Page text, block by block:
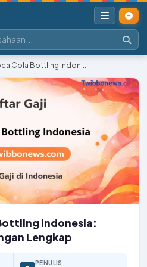
Cola Bottling Indon...
Indonesia:
Lengkap
PENULIS